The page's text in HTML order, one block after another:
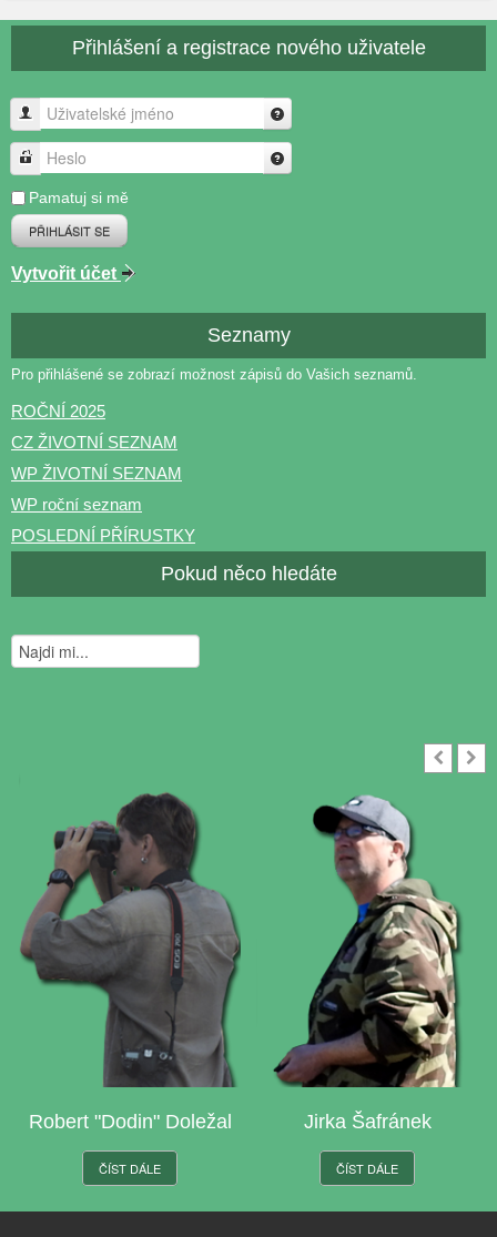
Přihlášení a registrace nového uživatele
Uživatelské jméno
Heslo
Pamatuj si mě
PŘIHLÁSIT SE
Vytvořit účet
Seznamy
Pro přihlášené se zobrazí možnost zápisů do Vašich seznamů.
ROČNÍ 2025
CZ ŽIVOTNÍ SEZNAM
WP ŽIVOTNÍ SEZNAM
WP roční seznam
POSLEDNÍ PŘÍRUSTKY
Pokud něco hledáte
Robert "Dodin" Doležal
ČÍST DÁLE
Jirka Šafránek
ČÍST DÁLE